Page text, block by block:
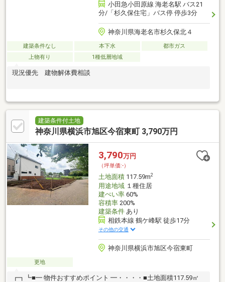
小田急小田原線 海老名駅 バス21
分/「杉久保住宅」バス停 停歩3分
神奈川県海老名市杉久保北４
建築条件なし 本下水
都市ガス
上物有り
1種低層地域
現況優先 建物解体費相談
建築条件付土地
神奈川県横浜市旭区今宿東町 3,790万円
3,790万円
（坪単価:-）
土地面積117.59m2
用途地域１種住居
建ぺい率60%
容積率200%
建築条件あり
相鉄本線 鶴ケ峰駅 徒歩17分
その他の交通
神奈川県横浜市旭区今宿東町
更地
┏┓┗■━ 物件おすすめポイント ━・・・・■土地面積117.59㎡